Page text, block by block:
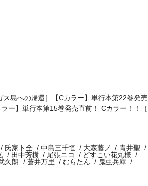
ス島への帰還］【Cカラー】単行本第22巻発
ー】単行本第15巻発売直前！ Cカラー！！［
氏家ト全 中島三千恒 大森藤ノ
青井聖
田中芳樹 尾張ニコ
どすこい花丸様
久朗 蒼井万里 むらたん
鬼虫兵庫